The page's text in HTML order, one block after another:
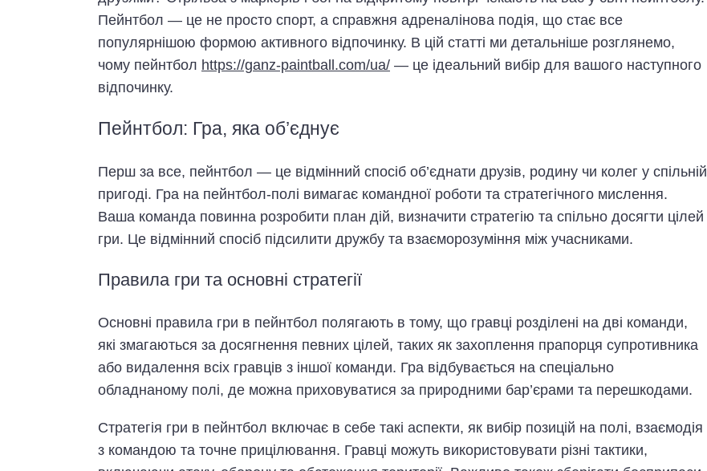
Пейнтбол — це не просто спорт, а справжня адреналінова подія, що стає все
популярнішою формою активного відпочинку. В цій статті ми детальніше розглянемо,
чому пейнтбол https://ganz-paintball.com/ua/ — це ідеальний вибір для вашого наступного
відпочинку.
Пейнтбол: Гра, яка об’єднує
Перш за все, пейнтбол — це відмінний спосіб об’єднати друзів, родину чи колег у спільній
пригоді. Гра на пейнтбол-полі вимагає командної роботи та стратегічного мислення.
Ваша команда повинна розробити план дій, визначити стратегію та спільно досягти цілей
гри. Це відмінний спосіб підсилити дружбу та взаєморозуміння між учасниками.
Правила гри та основні стратегії
Основні правила гри в пейнтбол полягають в тому, що гравці розділені на дві команди,
які змагаються за досягнення певних цілей, таких як захоплення прапорця супротивника
або видалення всіх гравців з іншої команди. Гра відбувається на спеціально
обладнаному полі, де можна приховуватися за природними бар’єрами та перешкодами.
Стратегія гри в пейнтбол включає в себе такі аспекти, як вибір позицій на полі, взаємодія
з командою та точне прицілювання. Гравці можуть використовувати різні тактики,